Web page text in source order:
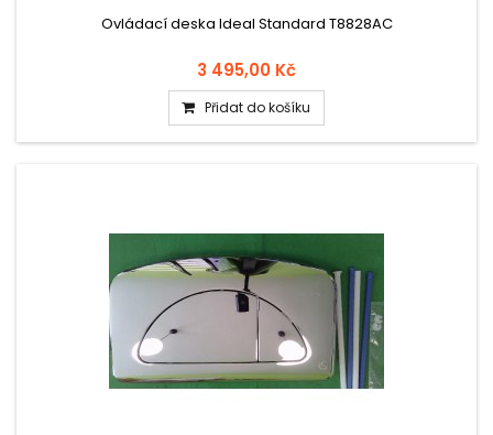
Ovládací deska Ideal Standard T8828AC
3 495,00 Kč
Přidat do košíku